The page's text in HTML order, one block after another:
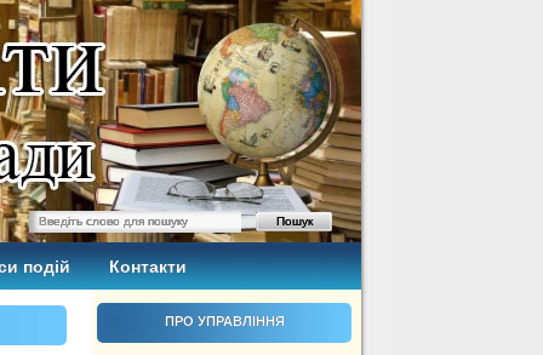
подій Контакти
ПРО УПРАВЛІННЯ